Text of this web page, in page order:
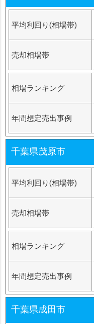
平均利回り(相場帯)
売却相場帯
相場ランキング
年間想定売出事例
千葉県茂原市
平均利回り(相場帯)
売却相場帯
相場ランキング
年間想定売出事例
千葉県成田市